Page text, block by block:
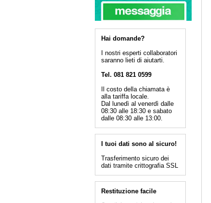
Hai domande?
I nostri esperti collaboratori
saranno lieti di aiutarti.
Tel. 081 821 0599
Il costo della chiamata è
alla tariffa locale.
Dal lunedì al venerdì dalle
08:30 alle 18:30 e sabato
dalle 08:30 alle 13:00.
I tuoi dati sono al sicuro!
Trasferimento sicuro dei
dati tramite crittografia SSL
Restituzione facile